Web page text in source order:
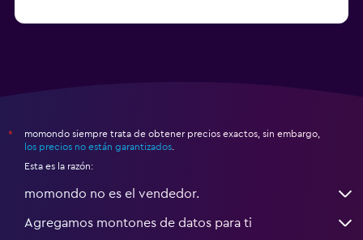
*
momondo siempre trata de obtener precios exactos, sin embargo,
los precios no están garantizados
Esta es la razón:
momondo no es el vendedor.
Agregamos montones de datos para ti